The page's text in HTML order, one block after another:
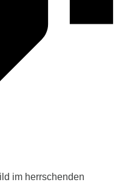
im herrschenden